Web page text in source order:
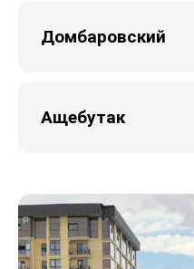
Домбаровский
Ащебутак